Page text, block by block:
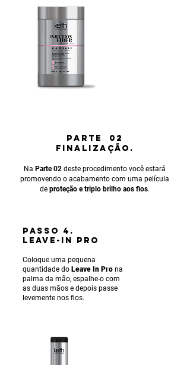
PARTE 02
FINALIZAÇÃO.
Na Parte 02 deste procedimento você estará
promovendo o acabamento com uma película
de proteção e triplo brilho aos fios.
PASSO 4.
LEAVE-IN PRO
Coloque uma pequena
quantidade do Leave In Pro na
palma da mão, espalhe-o com
as duas mãos e depois passe
levemente nos fios.